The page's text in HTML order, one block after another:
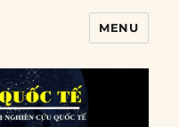
MENU